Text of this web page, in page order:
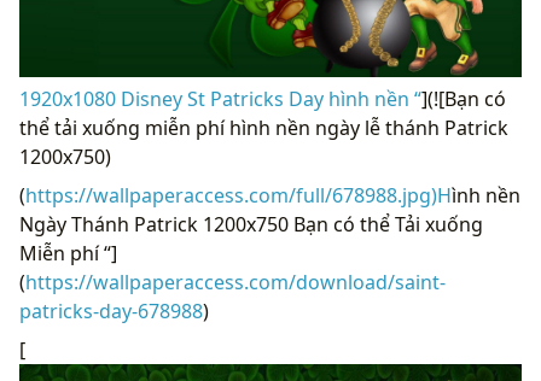
1920x1080 Disney St Patricks Day hình nền “](![Bạn có
thể tải xuống miễn phí hình nền ngày lễ thánh Patrick
1200x750)
(https://wallpaperaccess.com/full/678988.jpg)Hình nền
Ngày Thánh Patrick 1200x750 Bạn có thể Tải xuống
Miễn phí “]
(https://wallpaperaccess.com/download/saint-
patricks-day-678988)
[